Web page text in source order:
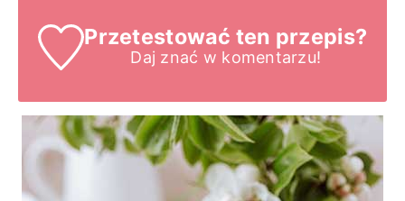
Przetestować ten przepis?
Daj znać w komentarzu!